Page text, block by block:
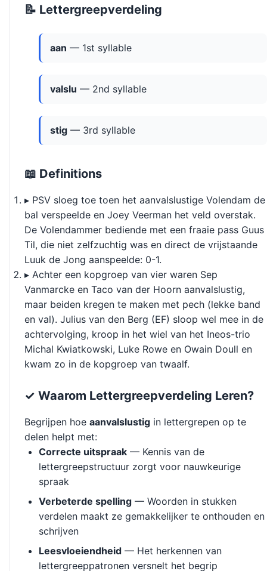
📝 Lettergreepverdeling
aan — 1st syllable
valslu — 2nd syllable
stig — 3rd syllable
📖 Definitions
▸ PSV sloeg toe toen het aanvalslustige Volendam de
bal verspeelde en Joey Veerman het veld overstak.
De Volendammer bediende met een fraaie pass Guus
Til, die niet zelfzuchtig was en direct de vrijstaande
Luuk de Jong aanspeelde: 0-1.
▸ Achter een kopgroep van vier waren Sep
Vanmarcke en Taco van der Hoorn aanvalslustig,
maar beiden kregen te maken met pech (lekke band
en val). Julius van den Berg (EF) sloop wel mee in de
achtervolging, kroop in het wiel van het Ineos-trio
Michal Kwiatkowski, Luke Rowe en Owain Doull en
kwam zo in de kopgroep van twaalf.
✓ Waarom Lettergreepverdeling Leren?
Begrijpen hoe aanvalslustig in lettergrepen op te
delen helpt met:
Correcte uitspraak — Kennis van de
lettergreepstructuur zorgt voor nauwkeurige
spraak
Verbeterde spelling — Woorden in stukken
verdelen maakt ze gemakkelijker te onthouden en
schrijven
Leesvloeiendheid — Het herkennen van
lettergreeppatronen versnelt het begrip